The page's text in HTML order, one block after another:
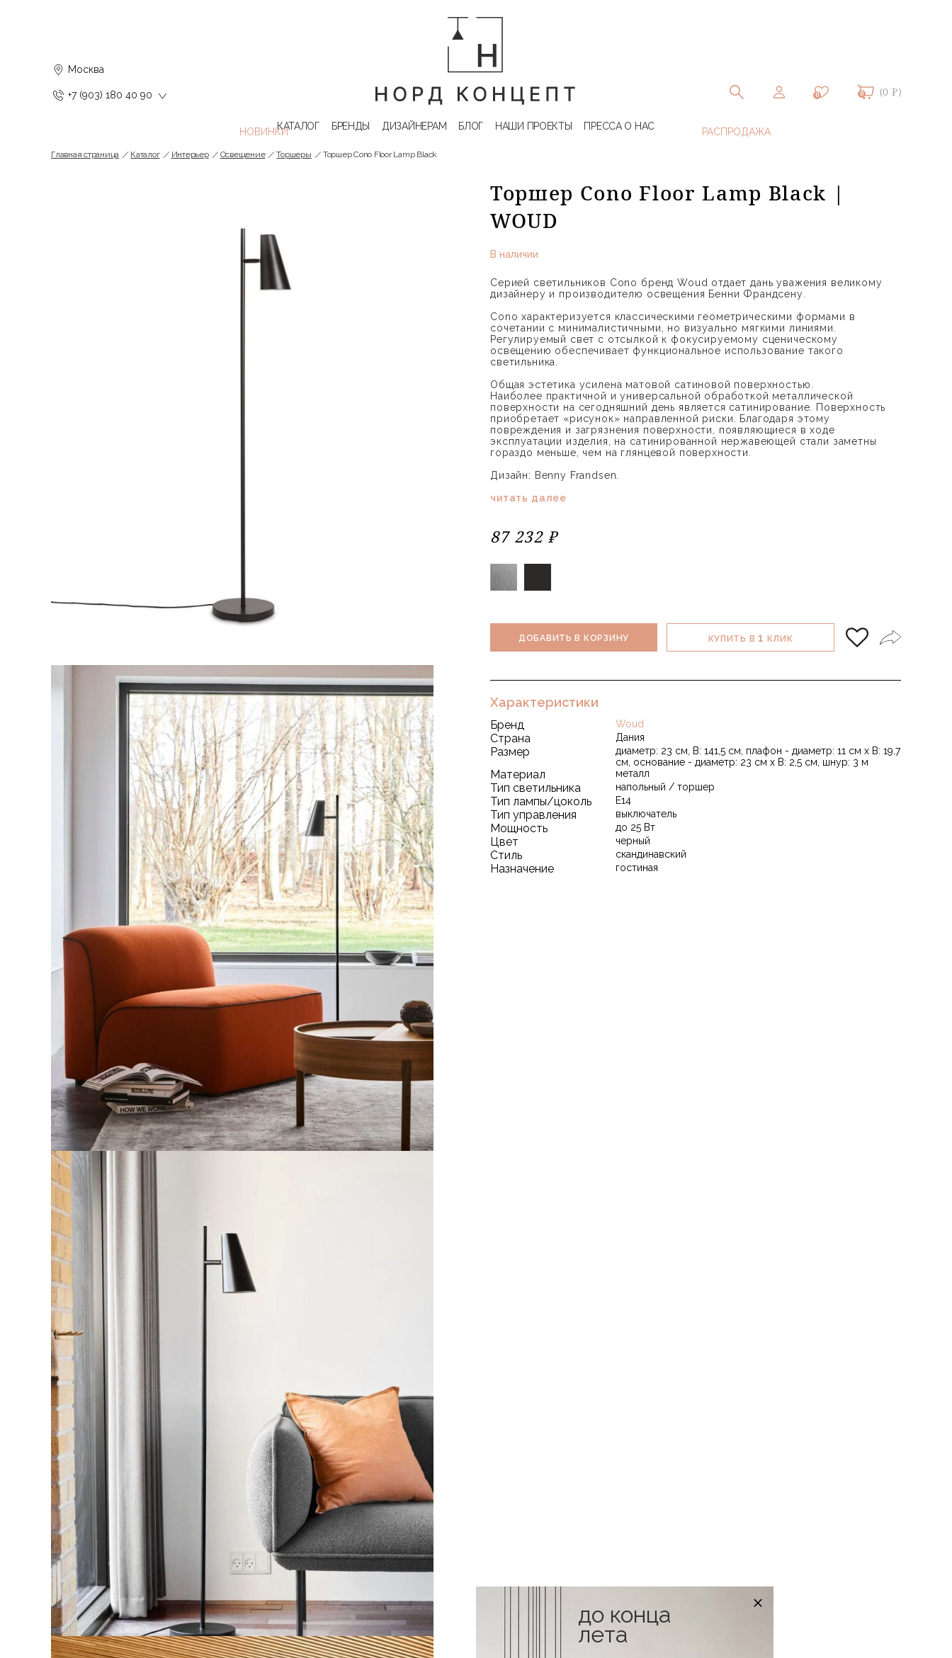
Москва
+7 (903) 180 40 90 0 0 (0 ₽)
КАТАЛОГ БРЕНДЫ ДИЗАЙНЕРАМ БЛОГ НАШИ ПРОЕКТЫ ПРЕССА О НАС
Главная страница Каталог Интерьер Освещение Торшеры Торшер Cono Floor Lamp Black
Торшер Cono Floor Lamp Black |
WOUD
В наличии
Серией светильников Cono бренд Woud отдает дань уважения великому
дизайнеру и производителю освещения Бенни Франдсену.
Cono характеризуется классическими геометрическими формами в
сочетании с минималистичными, но визуально мягкими линиями.
Регулируемый свет с отсылкой к фокусируемому сценическому
освещению обеспечивает функциональное использование такого
светильника.
Общая эстетика усилена матовой сатиновой поверхностью.
Наиболее практичной и универсальной обработкой металлической
поверхности на сегодняшний день является сатинирование. Поверхность
приобретает «рисунок» направленной риски. Благодаря этому
повреждения и загрязнения поверхности, появляющиеся в ходе
эксплуатации изделия, на сатинированной нержавеющей стали заметны
гораздо меньше, чем на глянцевой поверхности.
Дизайн: Benny Frandsen.
читать далее
87 232 ₽
ДОБАВИТЬ В КОРЗИНУ КУПИТЬ В1 КЛИК
Характеристики
Бренд Woud
Страна Дания
Размер
диаметр: 23 см, В: 141,5 см, плафон - диаметр: 11 см x В: 19,7
см, основание - диаметр: 23 см x В: 2,5 см, шнур: 3 м
Материал металл
Тип светильника напольный / торшер
Тип лампы/цоколь E14
Тип управления выключатель
Мощность до 25 Вт
Цвет черный
Стиль скандинавский
Назначение гостиная
до конца
лета